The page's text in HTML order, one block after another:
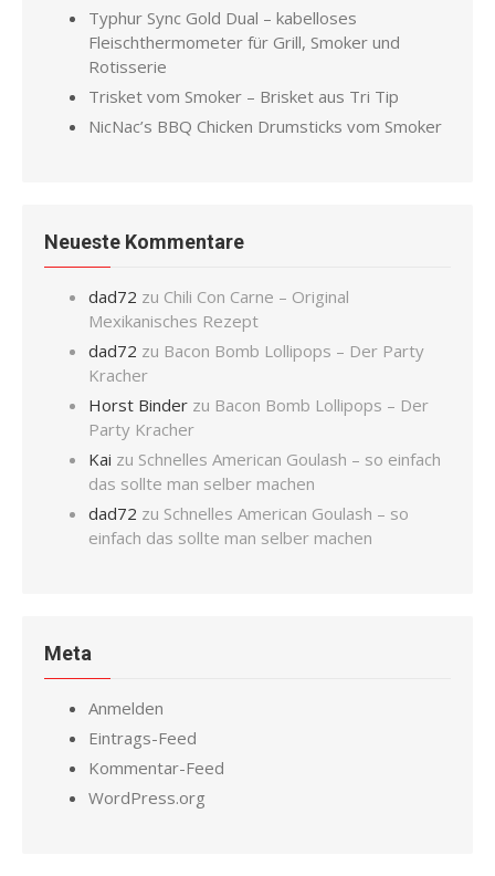
Typhur Sync Gold Dual – kabelloses
Fleischthermometer für Grill, Smoker und
Rotisserie
Trisket vom Smoker – Brisket aus Tri Tip
NicNac’s BBQ Chicken Drumsticks vom Smoker
Neueste Kommentare
dad72 zu Chili Con Carne – Original
Mexikanisches Rezept
dad72 zu Bacon Bomb Lollipops – Der Party
Kracher
Horst Binder zu Bacon Bomb Lollipops – Der
Party Kracher
Kai zu Schnelles American Goulash – so einfach
das sollte man selber machen
dad72 zu Schnelles American Goulash – so
einfach das sollte man selber machen
Meta
Anmelden
Eintrags-Feed
Kommentar-Feed
WordPress.org